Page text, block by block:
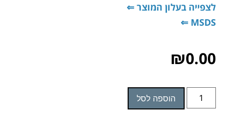
לצפייה בעלון המוצר ⇐
MSDS ⇐
₪0.00
הוספה לסל